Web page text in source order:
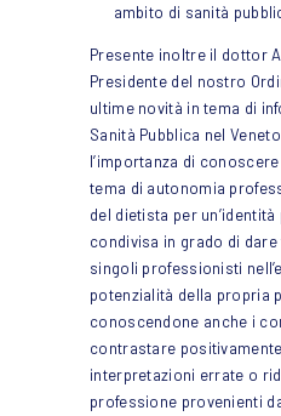
ambito di sanità
Presente inoltre il dottor
Presidente del nostro
ultime novità in tema di
Sanità Pubblica nel
l’importanza di
tema di autonomia
del dietista per
condivisa in grado di
singoli professionisti
potenzialità della propria
conoscendone anche i
contrastare
interpretazioni errate o
professione provenienti